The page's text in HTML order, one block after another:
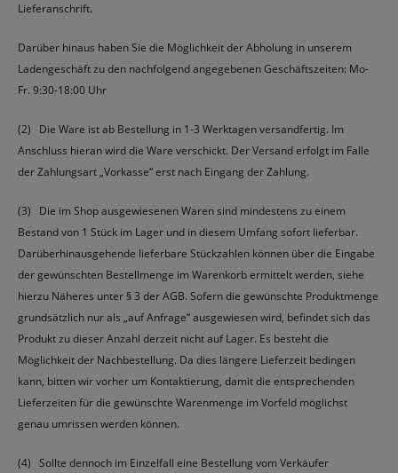
Lieferanschrift.
Darüber hinaus haben Sie die Möglichkeit der Abholung in unserem
Ladengeschäft zu den nachfolgend angegebenen Geschäftszeiten: Mo-
Fr. 9:30-18:00 Uhr
(2) Die Ware ist ab Bestellung in 1-3 Werktagen versandfertig. Im
Anschluss hieran wird die Ware verschickt. Der Versand erfolgt im Falle
der Zahlungsart „Vorkasse“ erst nach Eingang der Zahlung.
(3) Die im Shop ausgewiesenen Waren sind mindestens zu einem
Bestand von 1 Stück im Lager und in diesem Umfang sofort lieferbar.
Darüberhinausgehende lieferbare Stückzahlen können über die Eingabe
der gewünschten Bestellmenge im Warenkorb ermittelt werden, siehe
hierzu Näheres unter § 3 der AGB. Sofern die gewünschte Produktmenge
grundsätzlich nur als „auf Anfrage“ ausgewiesen wird, befindet sich das
Produkt zu dieser Anzahl derzeit nicht auf Lager. Es besteht die
Möglichkeit der Nachbestellung. Da dies längere Lieferzeit bedingen
kann, bitten wir vorher um Kontaktierung, damit die entsprechenden
Lieferzeiten für die gewünschte Warenmenge im Vorfeld möglichst
genau umrissen werden können.
(4) Sollte dennoch im Einzelfall eine Bestellung vom Verkäufer